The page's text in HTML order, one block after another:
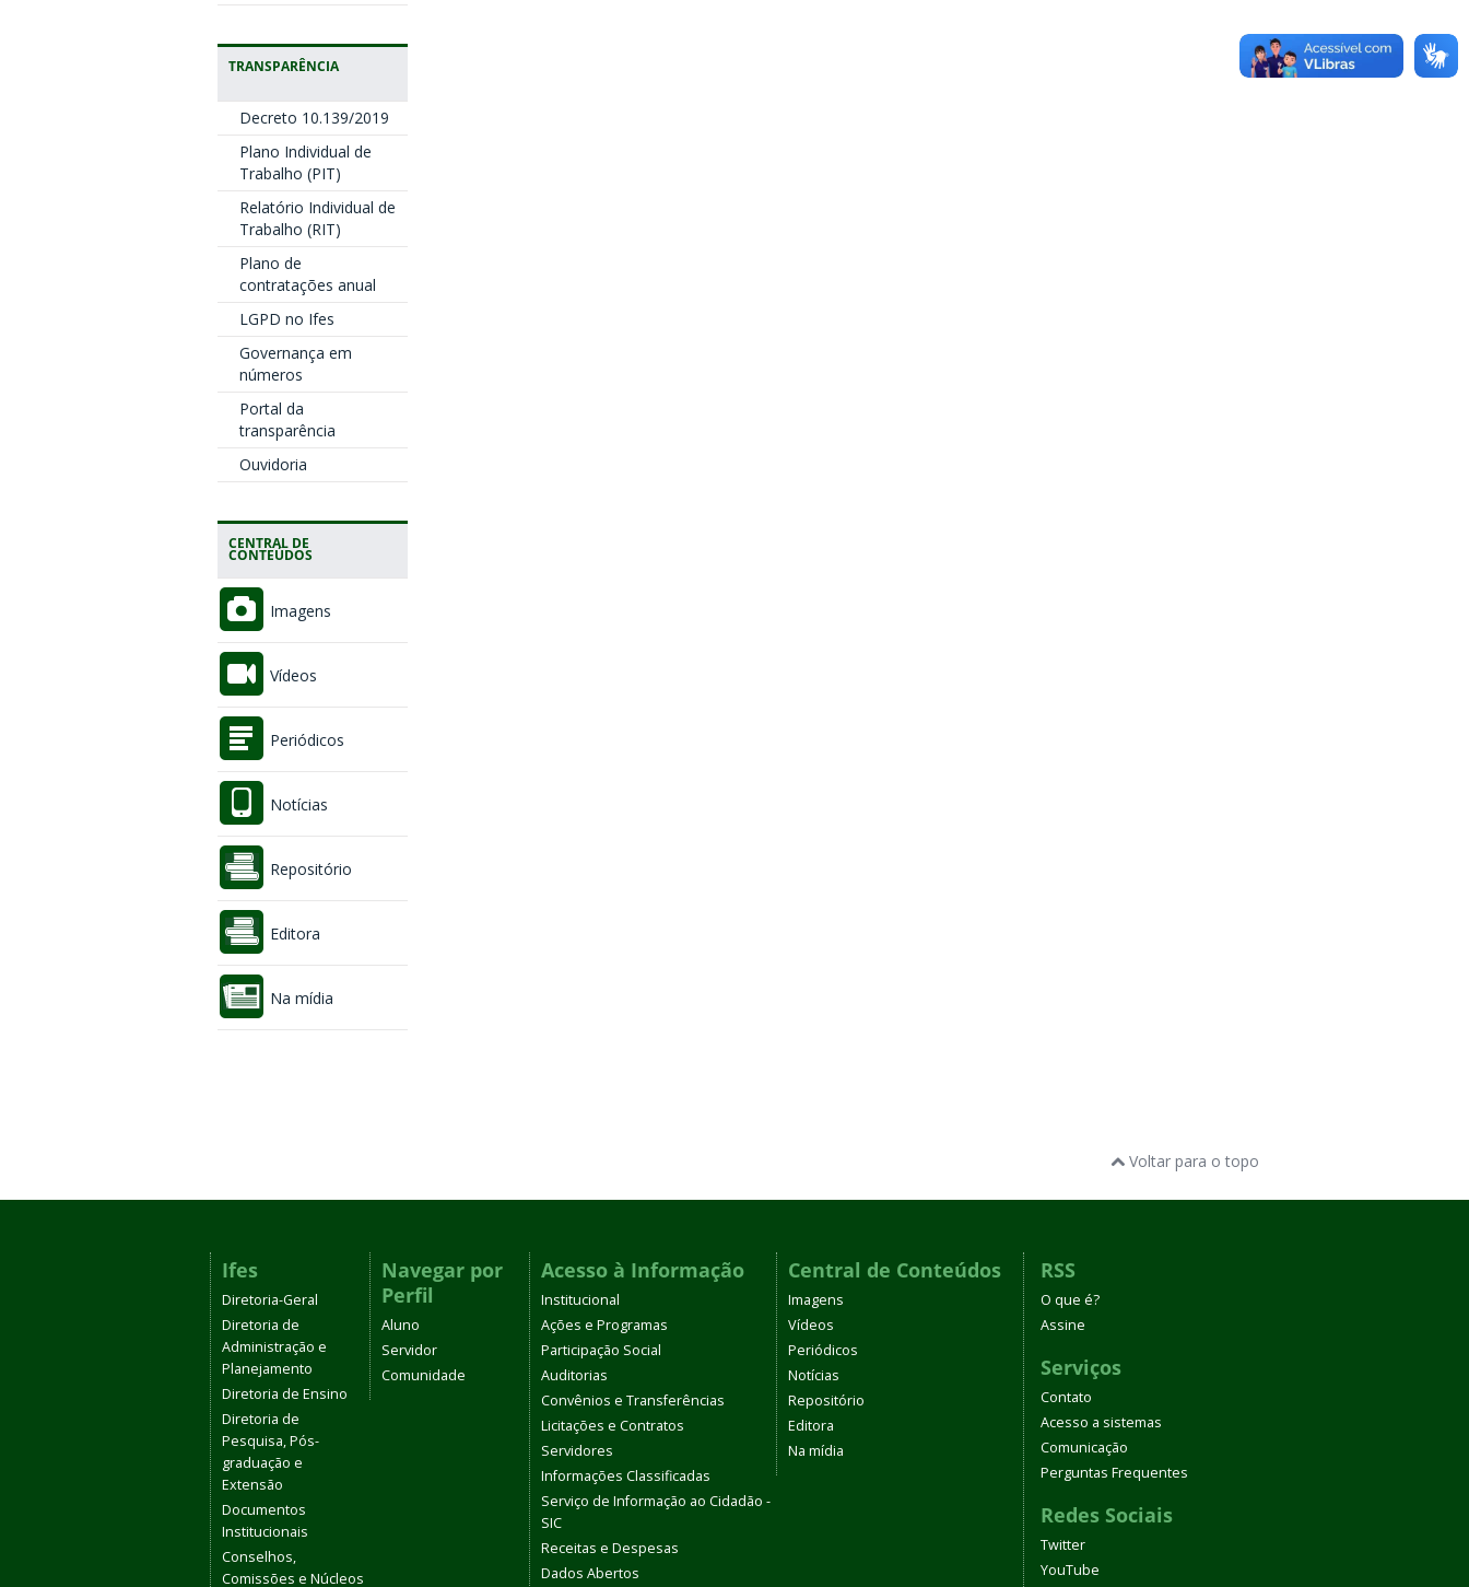
TRANSPARÊNCIA
Decreto 10.139/2019
Plano Individual de
Trabalho (PIT)
Relatório Individual de
Trabalho (RIT)
Plano de
contratações anual
LGPD no Ifes
Governança em
números
Portal da
transparência
Ouvidoria
CENTRAL DE
CONTEÚDOS
Imagens
Vídeos
Periódicos
Notícias
Repositório
Editora
Na mídia
Voltar para o topo
Ifes
Diretoria-Geral
Diretoria de
Administração e
Planejamento
Diretoria de Ensino
Diretoria de
Pesquisa, Pós-
graduação e
Extensão
Documentos
Institucionais
Conselhos,
Comissões e Núcleos
Navegar por
Perfil
Aluno
Servidor
Comunidade
Acesso à Informação
Institucional
Ações e Programas
Participação Social
Auditorias
Convênios e Transferências
Licitações e Contratos
Servidores
Informações Classificadas
Serviço de Informação ao Cidadão -
SIC
Receitas e Despesas
Dados Abertos
Central de Conteúdos
Imagens
Vídeos
Periódicos
Notícias
Repositório
Editora
Na mídia
RSS
O que é?
Assine
Serviços
Contato
Acesso a sistemas
Comunicação
Perguntas Frequentes
Redes Sociais
Twitter
YouTube